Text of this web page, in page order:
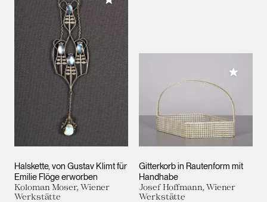
Halskette, von Gustav Klimt für
Emilie Flöge erworben
Koloman Moser, Wiener
Werkstätte
Gitterkorb in Rautenform mit
Handhabe
Josef Hoffmann, Wiener
Werkstätte
Meiner